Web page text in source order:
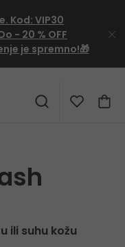
Kod:VIP30
- 20 % OFF
je spremno!🎁
ili suhu kožu